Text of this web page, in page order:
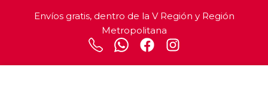
Envíos gratis, dentro de la V Región y Región
Metropolitana